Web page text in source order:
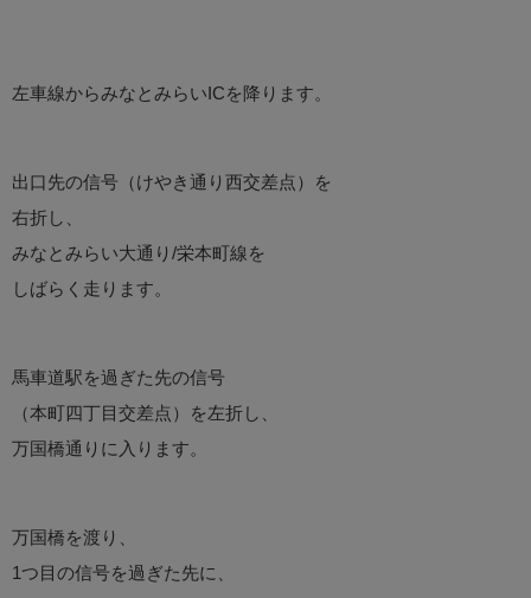
左車線からみなとみらいICを降ります。
出口先の信号（けやき通り西交差点）を
右折し、
みなとみらい大通り/栄本町線を
しばらく走ります。
馬車道駅を過ぎた先の信号
（本町四丁目交差点）を左折し、
万国橋通りに入ります。
万国橋を渡り、
1つ目の信号を過ぎた先に、